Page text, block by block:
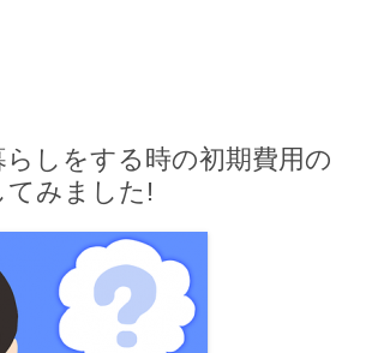
らしをする時の初期費用の
てみました!